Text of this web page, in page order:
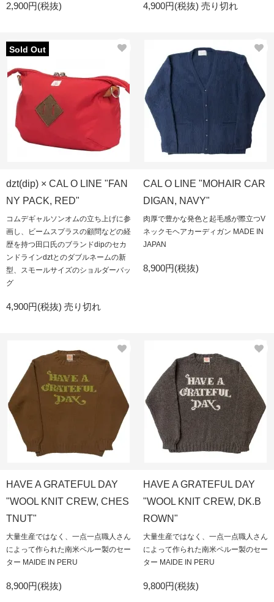
2,900円(税抜) 4,900円(税抜) 売り切れ
Sold Out
dzt(dip) × CAL O LINE "FAN
NY PACK, RED"
コムデギャルソンオムの立ち上げに参
画し、ビームスプラスの顧問などの経
歴を持つ田口氏のブランドdipのセカ
ンドラインdztとのダブルネームの新
型、スモールサイズのショルダーバッ
グ
4,900円(税抜) 売り切れ
CAL O LINE "MOHAIR CAR
DIGAN, NAVY"
肉厚で豊かな発色と起毛感が際立つV
ネックモヘアカーディガン MADE IN
JAPAN
8,900円(税抜)
HAVE A GRATEFUL DAY
"WOOL KNIT CREW, CHES
TNUT"
大量生産ではなく、一点一点職人さん
によって作られた南米ペルー製のセー
ター MAIDE IN PERU
8,900円(税抜)
HAVE A GRATEFUL DAY
"WOOL KNIT CREW, DK.B
ROWN"
大量生産ではなく、一点一点職人さん
によって作られた南米ペルー製のセー
ター MAIDE IN PERU
9,800円(税抜)